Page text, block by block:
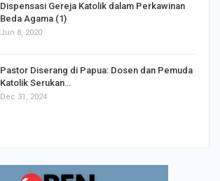
Dispensasi Gereja Katolik dalam Perkawinan
Beda Agama (1)
Jun 8, 2020
Pastor Diserang di Papua: Dosen dan Pemuda
Katolik Serukan…
Dec 31, 2024